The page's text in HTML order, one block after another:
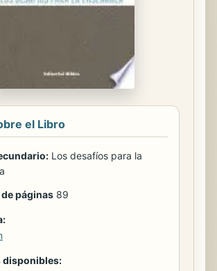
el Libro
Los desafíos para la
páginas 89
disponibles: